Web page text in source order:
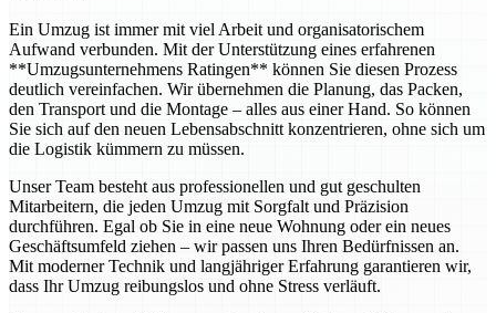
Ein Umzug ist immer mit viel Arbeit und organisatorischem
Aufwand verbunden. Mit der Unterstützung eines erfahrenen
**Umzugsunternehmens Ratingen** können Sie diesen Prozess
deutlich vereinfachen. Wir übernehmen die Planung, das Packen,
den Transport und die Montage – alles aus einer Hand. So können
Sie sich auf den neuen Lebensabschnitt konzentrieren, ohne sich um
die Logistik kümmern zu müssen.
Unser Team besteht aus professionellen und gut geschulten
Mitarbeitern, die jeden Umzug mit Sorgfalt und Präzision
durchführen. Egal ob Sie in eine neue Wohnung oder ein neues
Geschäftsumfeld ziehen – wir passen uns Ihren Bedürfnissen an.
Mit moderner Technik und langjähriger Erfahrung garantieren wir,
dass Ihr Umzug reibungslos und ohne Stress verläuft.